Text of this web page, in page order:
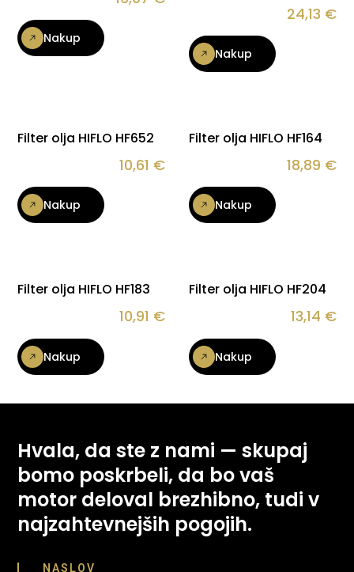
Nakup
24,13 €
Nakup
Filter olja HIFLO HF652
10,61 €
Nakup
Filter olja HIFLO HF164
18,89 €
Nakup
Filter olja HIFLO HF183
10,91 €
Nakup
Filter olja HIFLO HF204
13,14 €
Nakup
Hvala, da ste z nami — skupaj
bomo poskrbeli, da bo vaš
motor deloval brezhibno, tudi v
najzahtevnejših pogojih.
NASLOV